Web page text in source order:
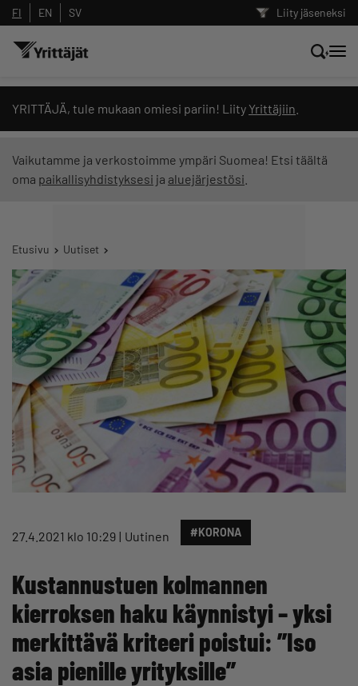
Liity jäseneksi
FI EN SV
YRITTÄJÄ, tule mukaan omiesi pariin! Liity Yrittäjiin
Vaikutamme ja verkostoimme ympäri Suomea! Etsi täältä
oma paikallisyhdistyksesi ja aluejärjestösi
Etusivu Uutiset
27.4.2021 klo 10:29 Uutinen #KORONA
Kustannustuen kolmannen
kierroksen haku käynnistyi – yksi
merkittävä kriteeri poistui: ”Iso
asia pienille yrityksille”
Hae sivustolta tai kysy suoraan
Yrittäjien tekoälyltä
Suodata hakutuloksia: näytä kaikki sisältö